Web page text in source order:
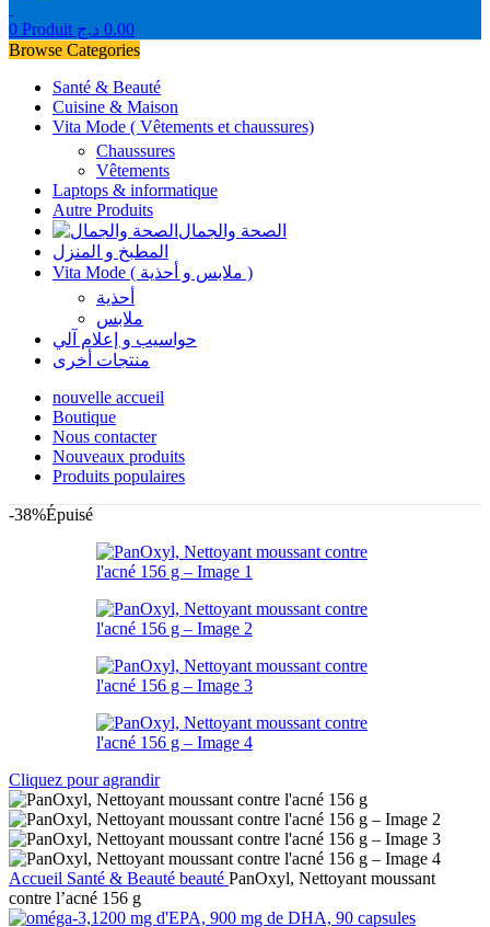
0 Produit 0.00 د.ج
Browse Categories
Santé & Beauté
Cuisine & Maison
Vita Mode ( Vêtements et chaussures)
Chaussures
Vêtements
Laptops & informatique
Autre Produits
الصحة والجمال
المطبخ و المنزل
Vita Mode ( ملابس و أحذية )
أحذية
ملابس
حواسيب و إعلام آلي
منتجات أخرى
nouvelle accueil
Boutique
Nous contacter
Nouveaux produits
Produits populaires
-38%Épuisé
Cliquez pour agrandir
Accueil Santé & Beauté beauté PanOxyl, Nettoyant moussant
contre l’acné 156 g